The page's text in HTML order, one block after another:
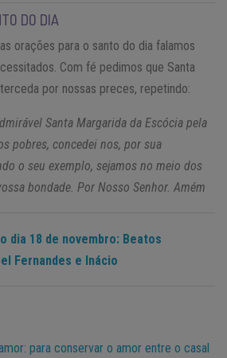
DO DIA
orações para o santo do dia falamos
Com fé pedimos que Santa
por nossas preces, repetindo:
Santa Margarida da Escócia pela
pobres, concedei nos, por sua
o seu exemplo, sejamos no meio dos
bondade. Por Nosso Senhor. Amém
dia 18 de novembro: Beatos
Fernandes e Inácio
para conservar o amor entre o casal